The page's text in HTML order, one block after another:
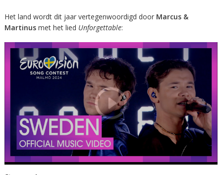
Het land wordt dit jaar vertegenwoordigd door Marcus &
Martinus met het lied Unforgettable: